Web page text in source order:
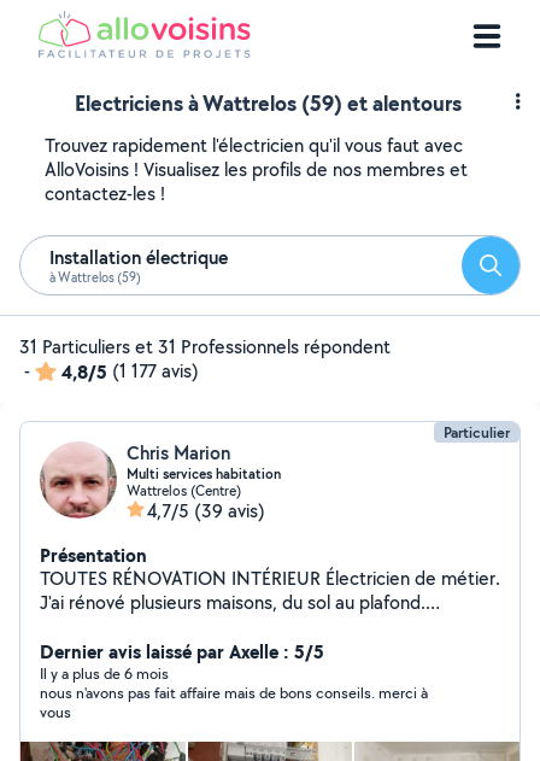
Electriciens à Wattrelos (59) et alentours
Trouvez rapidement l'électricien qu'il vous faut avec
AlloVoisins ! Visualisez les profils de nos membres et
contactez-les !
Installation électrique
à Wattrelos (59)
31 Particuliers et 31 Professionnels répondent
-
4,8/5 (1 177 avis)
Particulier
Chris Marion
Multi services habitation
Wattrelos (Centre)
4,7/5 (39 avis)
Présentation
TOUTES RÉNOVATION INTÉRIEUR Électricien de métier.
J'ai rénové plusieurs maisons, du sol au plafond.
Neuve,ou d'occasion,que je peux adapter à votre
nouvelle pièce... Changement de fenêtre, portes... Pose
de parquet, revêtement de sol Peinture, rebouchage de
trou Pose de rail, placo... Plomberie. Touche à TOUT !
Prix attractif
Dernier avis laissé par Axelle : 5/5
Il y a plus de 6 mois
nous n'avons pas fait affaire mais de bons conseils. merci à
vous